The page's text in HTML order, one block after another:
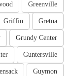
Greenville
Gretna
Griffin
Grundy Center
Guntersville
Guymon